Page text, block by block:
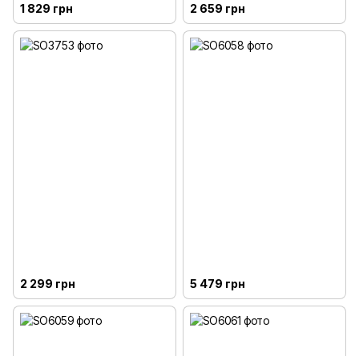
1 829 грн 2 659 грн
2 299 грн 5 479 грн